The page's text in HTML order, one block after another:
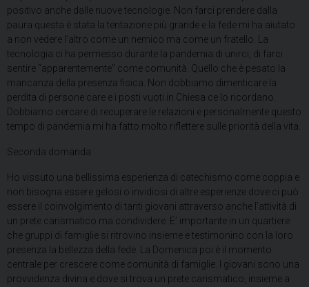
positivo anche dalle nuove tecnologie. Non farci prendere dalla
paura questa è stata la tentazione più grande e la fede mi ha aiutato
a non vedere l’altro come un nemico ma come un fratello. La
tecnologia ci ha permesso durante la pandemia di unirci, di farci
sentire “apparentemente” come comunità. Quello che è pesato la
mancanza della presenza fisica. Non dobbiamo dimenticare la
perdita di persone care e i posti vuoti in Chiesa ce lo ricordano.
Dobbiamo cercare di recuperare le relazioni e personalmente questo
tempo di pandemia mi ha fatto molto riflettere sulle priorità della vita.
Seconda domanda
Ho vissuto una bellissima esperienza di catechismo come coppia e
non bisogna essere gelosi o invidiosi di altre esperienze dove ci può
essere il coinvolgimento di tanti giovani attraverso anche l’attività di
un prete carismatico ma condividere. E’ importante in un quartiere
che gruppi di famiglie si ritrovino insieme e testimonino con la loro
presenza la bellezza della fede. La Domenica poi è il momento
centrale per crescere come comunità di famiglie. I giovani sono una
provvidenza divina e dove si trova un prete carismatico, insieme a